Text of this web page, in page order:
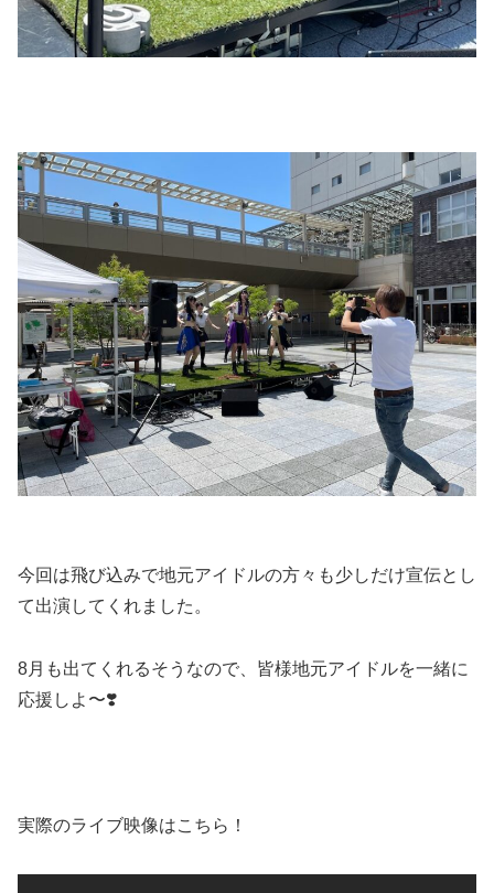
今回は飛び込みで地元アイドルの方々も少しだけ宣伝とし
て出演してくれました。
8月も出てくれるそうなので、皆様地元アイドルを一緒に
応援しよ〜❣️
実際のライブ映像はこちら！